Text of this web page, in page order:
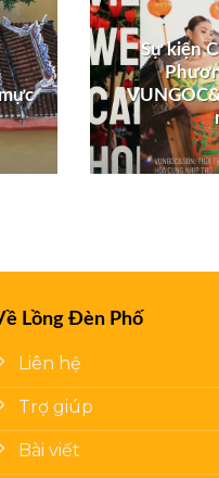
Sự kiện
Lồng Đèn Phố
Liên hệ
Trợ giúp
Bài viết